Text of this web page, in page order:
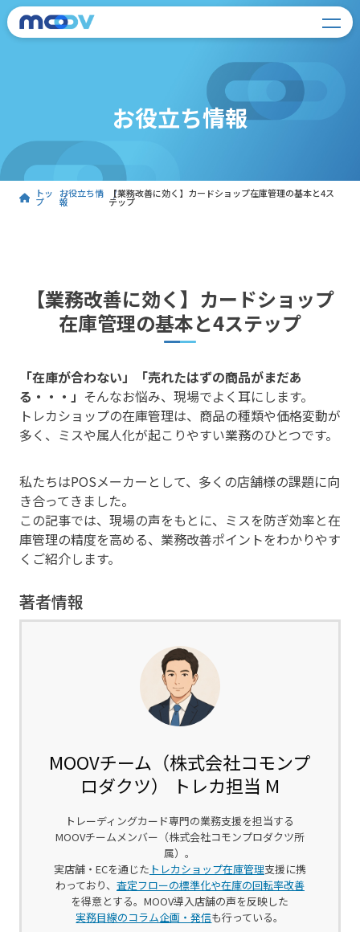
お役立ち情報
トッ
プ
お役立ち情
報
【業務改善に効く】カードショップ在庫管理の基本と4ス
テップ
【業務改善に効く】カードショップ
在庫管理の基本と4ステップ
「在庫が合わない」「売れたはずの商品がまだあ
る・・・」 そんなお悩み、現場でよく耳にします。
トレカショップの在庫管理は、商品の種類や価格変動が
多く、ミスや属人化が起こりやすい業務のひとつです。
私たちはPOSメーカーとして、多くの店舗様の課題に向
き合ってきました。
この記事では、現場の声をもとに、ミスを防ぎ効率と在
庫管理の精度を高める、業務改善ポイントをわかりやす
くご紹介します。
著者情報
MOOVチーム（株式会社コモンプ
ロダクツ） トレカ担当 M
トレーディングカード専門の業務支援を担当する
MOOVチームメンバー（株式会社コモンプロダクツ所
属）。
実店舗・ECを通じた トレカショップ在庫管理支援に携
わっており、 査定フローの標準化や在庫の回転率改善
を得意とする。MOOV導入店舗の声を反映した
実務目線のコラム企画・発信も行っている。